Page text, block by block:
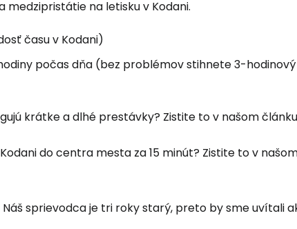
medzipristátie na letisku v Kodani.
času v Kodani)
počas dňa (bez problémov stihnete 3-
krátke a dlhé prestávky? Zistite to v našom článku
do centra mesta za 15 minút? Zistite to v
Náš sprievodca je tri roky starý, preto by sme uvítali